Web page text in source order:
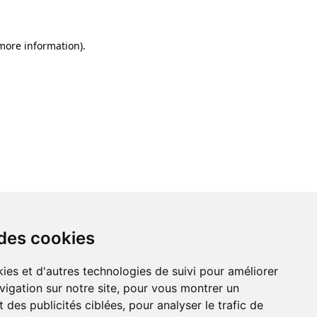
cookies
et d'autres technologies de suivi pour améliorer
sur notre site, pour vous montrer un
des publicités ciblées, pour analyser le trafic de
information).